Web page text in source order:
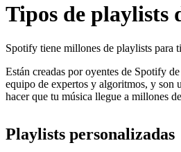
Tipos de playlists
Spotify tiene millones de playlists para
Están creadas por oyentes de Spotify
equipo de expertos y algoritmos, y son
hacer que tu música llegue a millones
Playlists personalizadas